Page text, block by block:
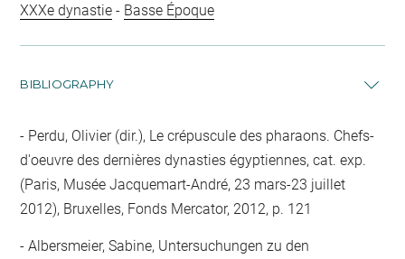
XXXe dynastie - Basse Époque
BIBLIOGRAPHY
Perdu, Olivier (dir.), Le crépuscule des pharaons. Chefs-
d'oeuvre des dernières dynasties égyptiennes, cat. exp.
(Paris, Musée Jacquemart-André, 23 mars-23 juillet
2012), Bruxelles, Fonds Mercator, 2012, p. 121
Albersmeier, Sabine, Untersuchungen zu den